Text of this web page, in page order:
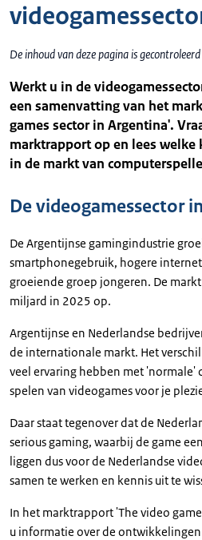
De inhoud van deze pagina is
Werkt u in de
een samenvatting van het
games sector in Argentina'.
marktrapport op en lees welke
in de markt van
De videogamessector
De Argentijnse gamingindustrie
smartphonegebruik, hogere
groeiende groep jongeren. De
miljard in 2025 op.
Argentijnse en Nederlandse
de internationale markt. Het
veel ervaring hebben met 'normale'
spelen van videogames voor je
Daar staat tegenover dat de
serious gaming, waarbij de game
liggen dus voor de Nederlandse
samen te werken en kennis uit te
In het marktrapport 'The video
u informatie over de